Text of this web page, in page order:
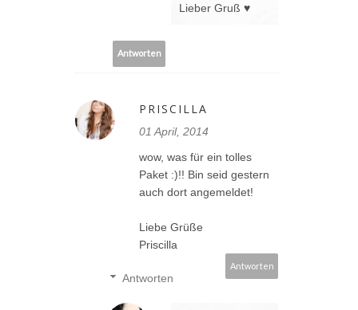
Lieber Gruß ♥
Antworten
PRISCILLA
01 April, 2014
wow, was für ein tolles
Paket :)!! Bin seid gestern
auch dort angemeldet!
Liebe Grüße
Priscilla
Antworten
Antworten